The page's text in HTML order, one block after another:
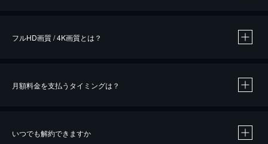
※40％ポイント還元の対象は、クレジットカード決済による作品の購入 / レンタルです。
フルHD画質 / 4K画質とは？
月額料金を支払うタイミングは？
いつでも解約できますか